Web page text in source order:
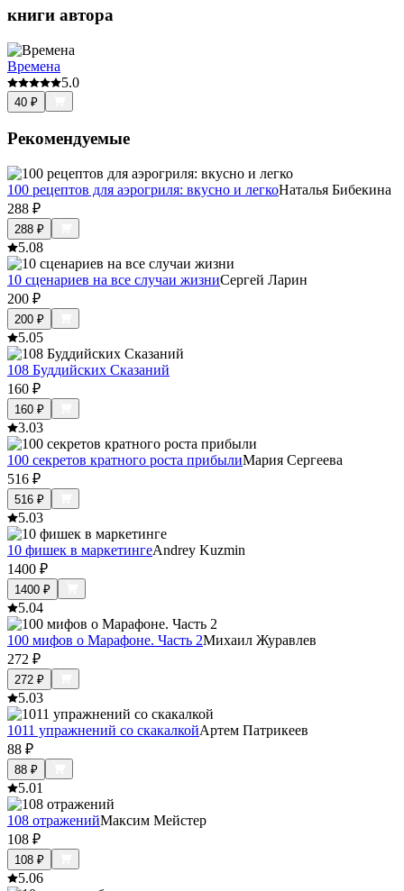
книги автора
Времена
5.0
40 ₽
Рекомендуемые
100 рецептов для аэрогриля: вкусно и легкоНаталья Бибекина
288 ₽
288 ₽
5.08
10 сценариев на все случаи жизниСергей Ларин
200 ₽
200 ₽
5.05
108 Буддийских Сказаний
160 ₽
160 ₽
3.03
100 секретов кратного роста прибылиМария Сергеева
516 ₽
516 ₽
5.03
10 фишек в маркетингеAndrey Kuzmin
1400 ₽
1400 ₽
5.04
100 мифов о Марафоне. Часть 2Михаил Журавлев
272 ₽
272 ₽
5.03
1011 упражнений со скакалкойАртем Патрикеев
88 ₽
88 ₽
5.01
108 отраженийМаксим Мейстер
108 ₽
108 ₽
5.06